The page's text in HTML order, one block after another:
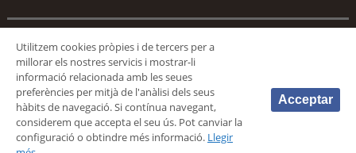
© 2026 Fundación Deportiva Municipal Valencia |AVÍS LEGAL
Utilitzem cookies pròpies i de tercers per a
millorar els nostres servicis i mostrar-li
informació relacionada amb les seues
preferències per mitjà de l'anàlisi dels seus
hàbits de navegació. Si contínua navegant,
considerem que accepta el seu ús. Pot canviar la
configuració o obtindre més informació. Llegir
Acceptar